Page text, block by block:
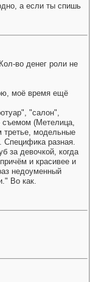
а если ты спишь
во денег роли не
моё время ещё
"салон",
съемом (Метелица,
третье, модельные
Специфика разная.
за девочкой, когда
и красивее и
недоуменный
Во как.